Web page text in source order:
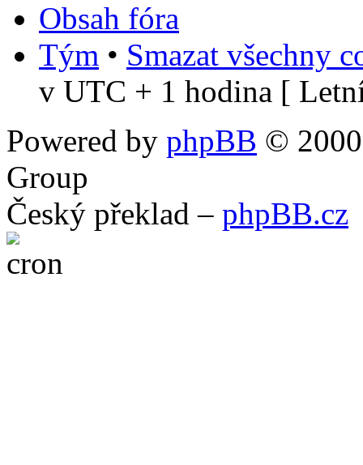
Obsah fóra
Tým • Smazat všechny
v UTC + 1 hodina [
Powered by phpBB ©
Group
Český překlad – phpBB.cz